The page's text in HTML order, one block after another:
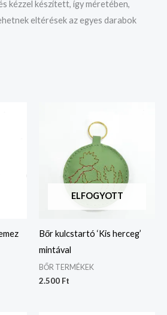
kézzel készített, így méretében,
eltérések az egyes darabok
ELFOGYOTT
Bőr kulcstartó ‘Kis herceg’
mintával
BŐR TERMÉKEK
2.500 Ft